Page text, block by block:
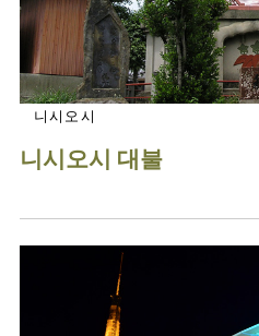
니시오시
니시오시 대불